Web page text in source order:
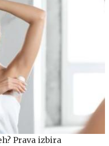
Prava izbira